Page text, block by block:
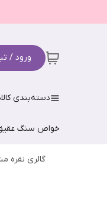
ورود /
دسته‌بندی
خواص سنگ عقیق
گالری نقره